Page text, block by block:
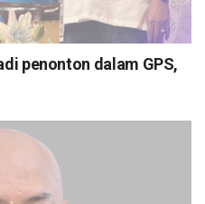
penonton dalam GPS,